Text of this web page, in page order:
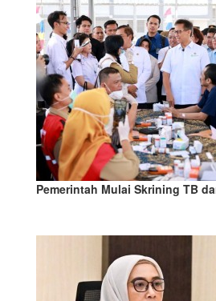
Pemerintah Mulai Skrining TB